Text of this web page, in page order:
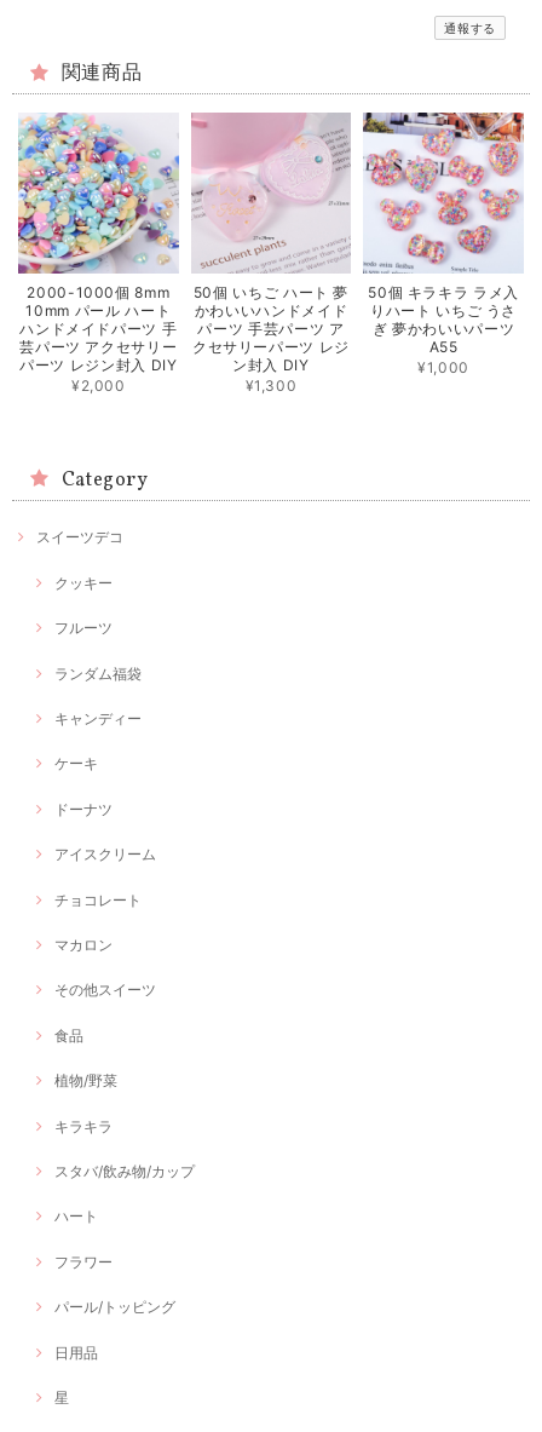
通報する
関連商品
2000-1000個 8mm
10mm パール ハート
ハンドメイドパーツ 手
芸パーツ アクセサリー
パーツ レジン封入 DIY
¥2,000
50個 いちご ハート 夢
かわいいハンドメイド
パーツ 手芸パーツ ア
クセサリーパーツ レジ
ン封入 DIY
¥1,300
50個 キラキラ ラメ入
りハート いちご うさ
ぎ 夢かわいいパーツ
A55
¥1,000
Category
スイーツデコ
クッキー
フルーツ
ランダム福袋
キャンディー
ケーキ
ドーナツ
アイスクリーム
チョコレート
マカロン
その他スイーツ
食品
植物/野菜
キラキラ
スタバ/飲み物/カップ
ハート
フラワー
パール/トッピング
日用品
星